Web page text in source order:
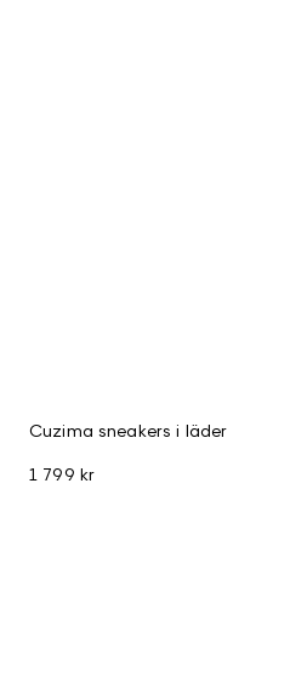
Cuzima sneakers i läder
1 799 kr